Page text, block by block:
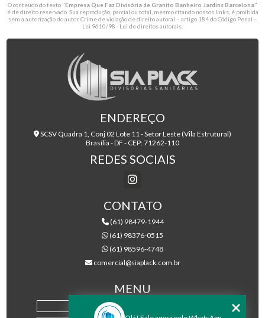
O conteúdo do texto "Empresa Que Faz Divisória de Granito Banheiro Jardins Barcelona"
é de direito reservado. Sua reprodução, parcial ou total, mesmo citando nossos links, é proibida
sem a autorização do autor. Crime de violação de direito autoral – artigo 184 do Código Penal –
Lei 9610/98 - Lei de direitos autorais
ENDEREÇO
SCSV Quadra 1, Conj 02 Lote 11 - Setor Leste (Vila Estrutural)
Brasília - DF - CEP: 71262-110
REDES SOCIAIS
CONTATO
(61) 98479-1944
(61) 98376-0515
(61) 98596-4748
comercial@siaplack.com.br
MENU